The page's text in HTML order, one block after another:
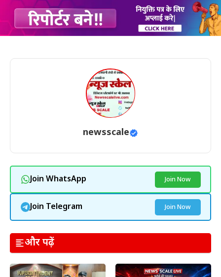
newsscale
Join WhatsApp Join Now
Join Telegram Join Now
और पढ़ें